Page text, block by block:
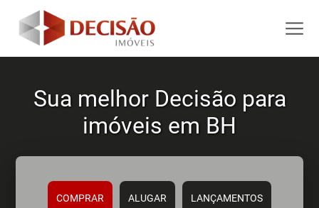
Sua melhor Decisão para
imóveis em BH
COMPRAR ALUGAR LANÇAMENTOS